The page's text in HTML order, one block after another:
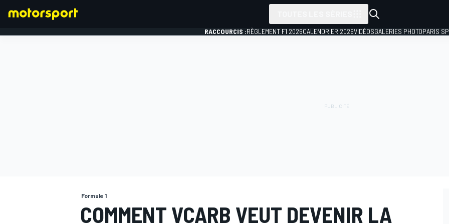
RACCOURCIS :RÈGLEMENT F1 2026CALENDRIER 2026VIDÉOSGALERIES PHOTOPARIS
Formule 1
COMMENT VCARB VEUT DEVENIR LA